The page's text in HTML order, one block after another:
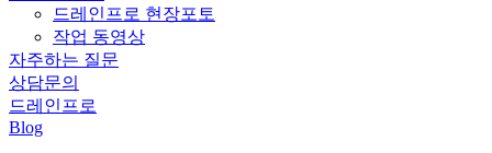
드레인프로 현장포토
작업 동영상
자주하는 질문
상담문의
드레인프로
Blog